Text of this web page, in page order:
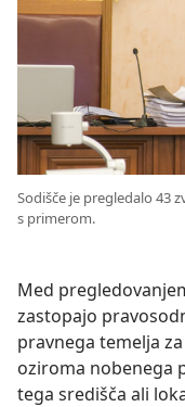
Sodišče je pregledalo 43
s primerom.
Med
zastopajo
pravnega temelja
oziroma nobenega
tega središča ali